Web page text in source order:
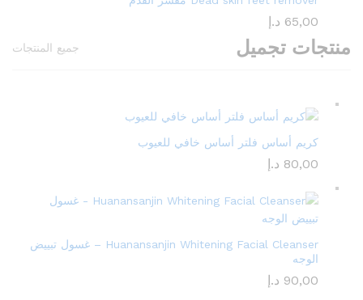
65,00 د.إ
منتجات تجميل جميع المنتجات
كريم أساس فلتر أساس خافي للعيوب
80,00 د.إ
Huanansanjin Whitening Facial Cleanser – غسول تبييض
الوجه
90,00 د.إ